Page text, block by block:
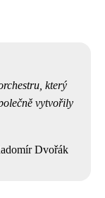
který
vytvořily
Dvořák